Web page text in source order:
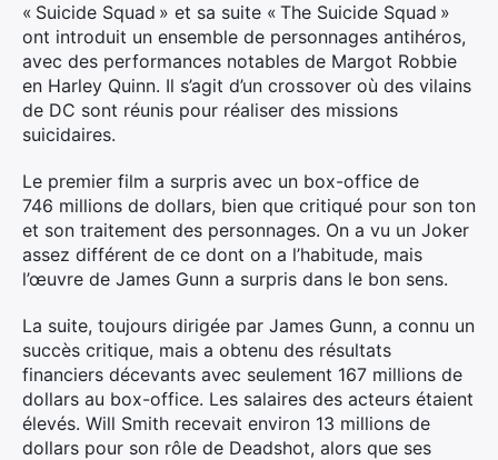
« Suicide Squad » et sa suite « The Suicide Squad »
ont introduit un ensemble de personnages antihéros,
avec des performances notables de Margot Robbie
en Harley Quinn. Il s’agit d’un crossover où des vilains
de DC sont réunis pour réaliser des missions
suicidaires.
Le premier film a surpris avec un box-office de
746 millions de dollars, bien que critiqué pour son ton
et son traitement des personnages. On a vu un Joker
assez différent de ce dont on a l’habitude, mais
l’œuvre de James Gunn a surpris dans le bon sens.
La suite, toujours dirigée par James Gunn, a connu un
succès critique, mais a obtenu des résultats
financiers décevants avec seulement 167 millions de
dollars au box-office. Les salaires des acteurs étaient
élevés. Will Smith recevait environ 13 millions de
dollars pour son rôle de Deadshot, alors que ses
Rechercher
: